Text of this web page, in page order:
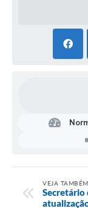
VEJA TAMBÉM
Secretário